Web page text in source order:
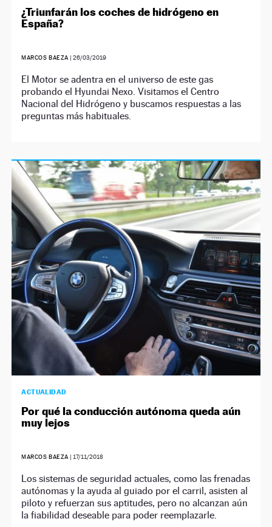
¿Triunfarán los coches de hidrógeno en
España?
MARCOS BAEZA |26/03/2019
El Motor se adentra en el universo de este gas
probando el Hyundai Nexo. Visitamos el Centro
Nacional del Hidrógeno y buscamos respuestas a las
preguntas más habituales.
ACTUALIDAD
Por qué la conducción autónoma queda aún
muy lejos
MARCOS BAEZA | 17/11/2018
Los sistemas de seguridad actuales, como las frenadas
autónomas y la ayuda al guiado por el carril, asisten al
piloto y refuerzan sus aptitudes, pero no alcanzan aún
la fiabilidad deseable para poder reemplazarle.